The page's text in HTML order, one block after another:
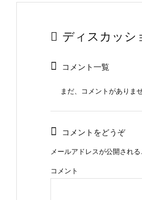
ディスカッシ
コメント一覧
まだ、コメントがありま
コメントをどうぞ
メールアドレスが公開される
コメント